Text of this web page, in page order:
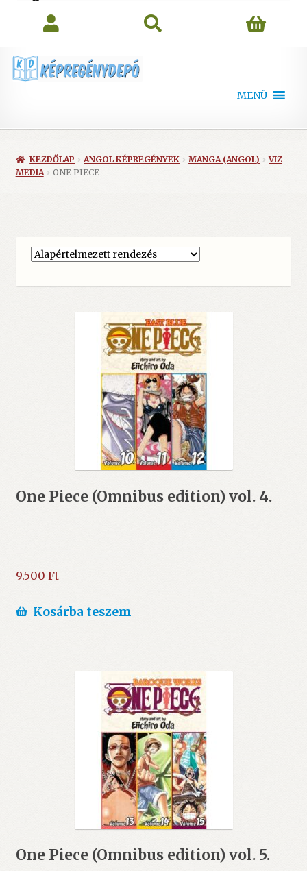
MENÜ
KEZDŐLAP ANGOL KÉPREGÉNYEK MANGA (ANGOL)
VIZ
MEDIA
ONE PIECE
One Piece (Omnibus edition) vol. 4.
9.500 Ft
Kosárba teszem
One Piece (Omnibus edition) vol. 5.